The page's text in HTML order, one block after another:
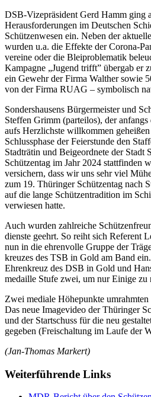
DSB-Vizepräsident Gerd Hamm ging
Heraus­forde­rungen im Deutschen
Schützen­wesen ein. Neben der
wurden u.a. die Effekte der Corona-
vereine oder die Blei­proble­matik
Kampagne „Jugend trifft” übergab er
ein Gewehr der Firma Walther sowie
von der Firma RUAG – sym­bolisch
Sondershausens Bürgermeister und
Steffen Grimm (parteilos), der
aufs Herz­lichste willkommen
Schluss­phase der Feier­stunde den
Stadt­rätin und Beige­ordnete der Stadt
Schützen­tag im Jahr 2024 statt­finden
versichern, dass wir uns sehr viel
zum 19. Thüringer Schützen­tag nach
auf die lange Schützen­tradition im
verwiesen hatte.
Auch wurden zahlreiche
dienste geehrt. So reiht sich Referent
nun in die ehrenvolle Gruppe der
kreuzes des TSB in Gold am Band
Ehren­kreuz des DSB in Gold und
medaille Stufe zwei, um nur Einige zu
Zwei mediale Höhepunkte
Das neue Image­video der Thüringer
und der Start­schuss für die neu
gegeben (Frei­schal­tung im Laufe der
(Jan-Thomas Markert)
Weiterführende Links